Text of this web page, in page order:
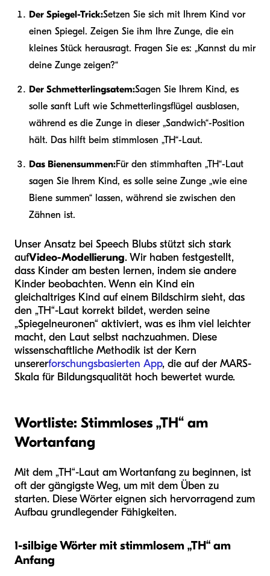
Der Spiegel-Trick:Setzen Sie sich mit Ihrem Kind vor
einen Spiegel. Zeigen Sie ihm Ihre Zunge, die ein
kleines Stück herausragt. Fragen Sie es: „Kannst du mir
deine Zunge zeigen?“
Der Schmetterlingsatem:Sagen Sie Ihrem Kind, es
solle sanft Luft wie Schmetterlingsflügel ausblasen,
während es die Zunge in dieser „Sandwich“-Position
hält. Das hilft beim stimmlosen „TH“-Laut.
Das Bienensummen:Für den stimmhaften „TH“-Laut
sagen Sie Ihrem Kind, es solle seine Zunge „wie eine
Biene summen“ lassen, während sie zwischen den
Zähnen ist.
Unser Ansatz bei Speech Blubs stützt sich stark
aufVideo-Modellierung. Wir haben festgestellt,
dass Kinder am besten lernen, indem sie andere
Kinder beobachten. Wenn ein Kind ein
gleichaltriges Kind auf einem Bildschirm sieht, das
den „TH“-Laut korrekt bildet, werden seine
„Spiegelneuronen“ aktiviert, was es ihm viel leichter
macht, den Laut selbst nachzuahmen. Diese
wissenschaftliche Methodik ist der Kern
unsererforschungsbasierten App, die auf der MARS-
Skala für Bildungsqualität hoch bewertet wurde.
Wortliste: Stimmloses „TH“ am
Wortanfang
Mit dem „TH“-Laut am Wortanfang zu beginnen, ist
oft der gängigste Weg, um mit dem Üben zu
starten. Diese Wörter eignen sich hervorragend zum
Aufbau grundlegender Fähigkeiten.
1-silbige Wörter mit stimmlosem „TH“ am
Anfang